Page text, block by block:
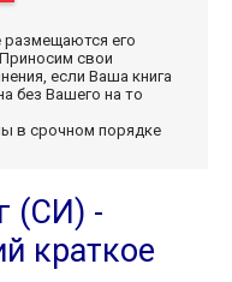
размещаются его
свои
если Ваша книга
без Вашего на то
в срочном порядке
(СИ) -
краткое